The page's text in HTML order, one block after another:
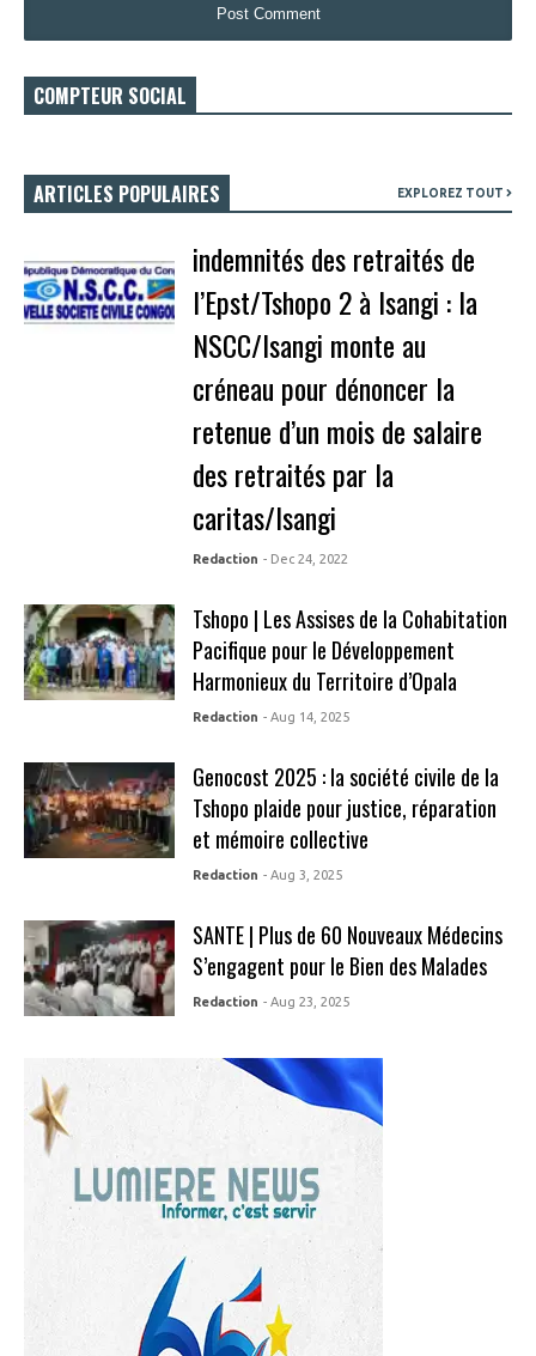
COMPTEUR SOCIAL
ARTICLES POPULAIRES EXPLOREZ TOUT
indemnités des retraités de
l’Epst/Tshopo 2 à Isangi : la
NSCC/Isangi monte au
créneau pour dénoncer la
retenue d’un mois de salaire
des retraités par la
caritas/Isangi
Redaction - Dec 24, 2022
Tshopo | Les Assises de la Cohabitation
Pacifique pour le Développement
Harmonieux du Territoire d’Opala
Redaction - Aug 14, 2025
Genocost 2025 : la société civile de la
Tshopo plaide pour justice, réparation
et mémoire collective
Redaction - Aug 3, 2025
SANTE | Plus de 60 Nouveaux Médecins
S’engagent pour le Bien des Malades
Redaction - Aug 23, 2025